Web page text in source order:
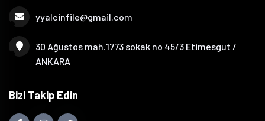
yyalcinfile@gmail.com
30 Ağustos mah.1773 sokak no 45/3 Etimesgut /
ANKARA
Bizi Takip Edin